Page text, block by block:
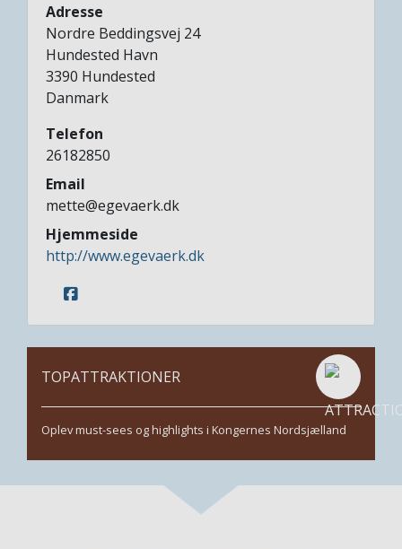
Adresse
Nordre Beddingsvej 24
Hundested Havn
3390 Hundested
Danmark
Telefon
26182850
Email
mette@egevaerk.dk
Hjemmeside
http://www.egevaerk.dk
TOPATTRAKTIONER
Oplev must-sees og highlights i Kongernes Nordsjælland